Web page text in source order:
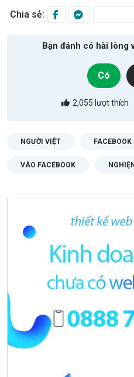
Chia sẻ:
Bạn đánh có hài lòng
Có
2,055 lượt thích
NGƯỜI VIỆT FACEBOOK
VÀO FACEBOOK